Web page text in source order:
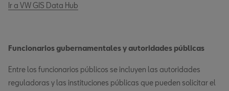
Ir a VW GIS Data Hub
Funcionarios gubernamentales y autoridades públicas
Entre los funcionarios públicos se incluyen las autoridades
reguladoras y las instituciones públicas que pueden solicitar el